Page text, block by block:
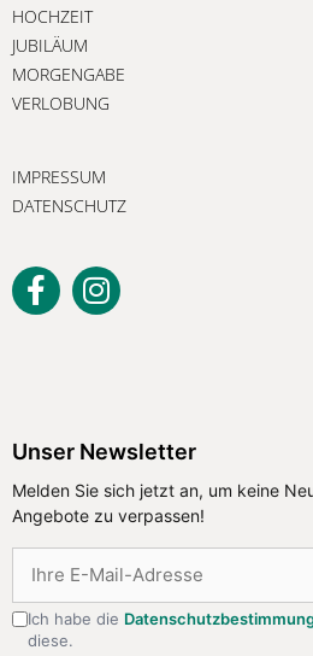
HOCHZEIT
JUBILÄUM
MORGENGABE
VERLOBUNG
IMPRESSUM
DATENSCHUTZ
Unser Newsletter
Melden Sie sich jetzt an, um keine
Angebote zu verpassen!
Ich habe die
diese.